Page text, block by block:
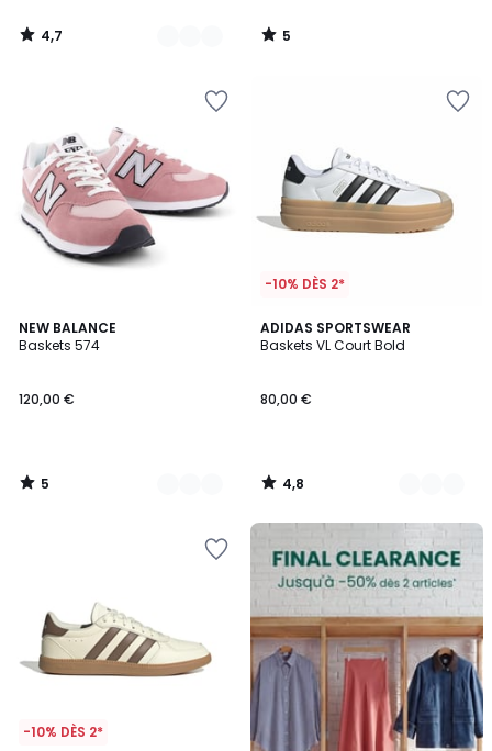
4,7
/
5
/
NEW BALANCE
Baskets 574
120,00 €
5
/
2
Couleurs
5
/
-10% DÈS 2*
ADIDAS SPORTSWEAR
Baskets VL Court Bold
80,00 €
4,8
/ 5
4
Couleurs
4,8
/
-10% DÈS 2*
FINAL
CLEARANCE